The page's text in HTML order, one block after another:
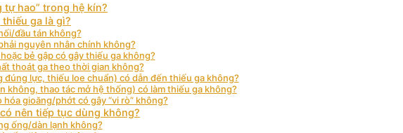
tự hao” trong hệ kín?
ga là gì?
đầu tán không?
nguyên nhân chính không?
bẻ gập có gây thiếu ga không?
thoát ga theo thời gian không?
lực, thiếu loe chuẩn) có dẫn đến thiếu ga không?
không, thao tác mở hệ thống) có làm thiếu ga không?
gioăng/phớt có gây “vi rò” không?
nên tiếp tục dùng không?
ống/dàn lạnh không?